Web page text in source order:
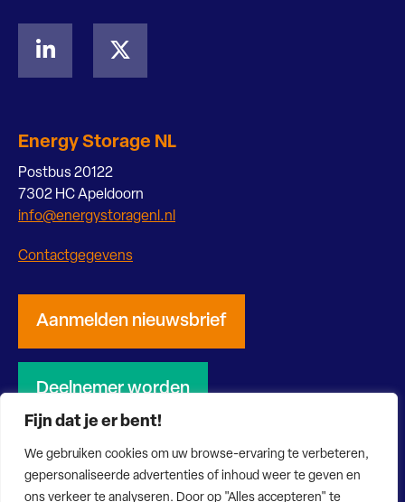
Fijn dat je er bent!
We gebruiken cookies om uw browse-ervaring te verbeteren,
gepersonaliseerde advertenties of inhoud weer te geven en
ons verkeer te analyseren. Door op "Alles accepteren" te
Energy Storage NL
Postbus 20122
7302 HC Apeldoorn
info@energystoragenl.nl
Contactgegevens
Aanmelden nieuwsbrief
Deelnemer worden